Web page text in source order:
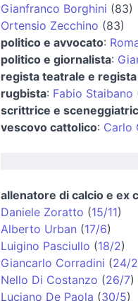
Gianfranco Borghini (83)
Ortensio Zecchino (83)
politico e avvocato:
politico e giornalista:
regista teatrale e
rugbista: Fabio Staibano
scrittrice e
vescovo cattolico: Carlo
allenatore di calcio e ex
Daniele Zoratto (15/11)
Alberto Urban (17/6)
Luigino Pasciullo (18/2)
Giancarlo Corradini (24/2
Nello Di Costanzo (26/7)
Luciano De Paola (30/5)